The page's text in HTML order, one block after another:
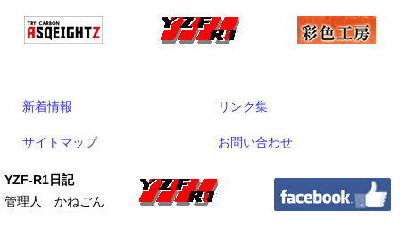
新着情報 リンク集
サイトマップ お問い合わせ
YZF-R1日記
管理人 かねごん